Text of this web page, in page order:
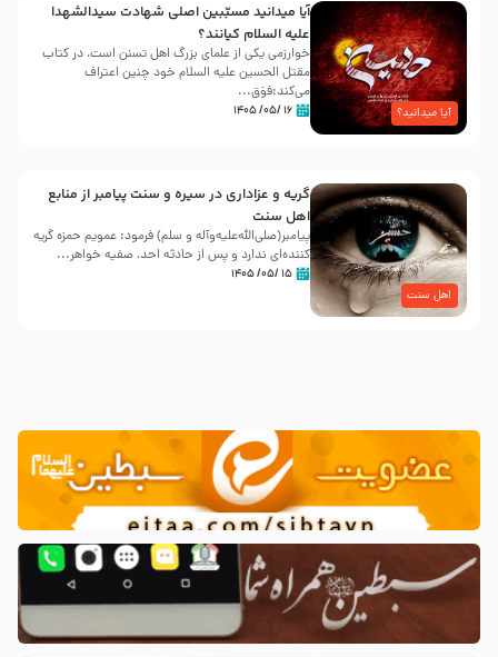
آیا میدانید؟
آیا میدانید مسبّبین اصلی شهادت سیدالشهدا
علیه ‌السلام کیانند؟
خوارزمی یکی از علمای بزرگ اهل تسنن است، در کتاب
مقتل الحسین علیه ‌السلام خود چنین اعتراف
می‌کند:فوَق...
۱۶ /۰۵/ ۱۴۰۵
اهل سنت
گریه و عزاداری در سیره و سنت پیامبر از منابع
اهل سنت
پیامبر(صلی‌الله‌علیه‌وآله و سلم) فرمود: عمویم حمزه گریه
کننده‌ای ندارد و پس از حادثه احد، صفیه خواهر...
۱۵ /۰۵/ ۱۴۰۵